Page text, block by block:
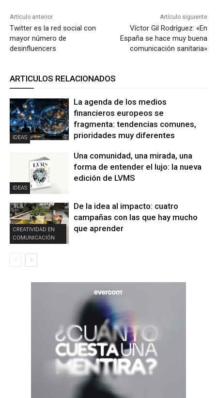
Artículo anterior
Twitter es la red social con
mayor número de
desinfluencers
Artículo siguiente
Víctor Gil Rodríguez: «En
España se hace muy buena
comunicación sanitaria»
ARTICULOS RELACIONADOS
IDEAS
La agenda de los medios
financieros europeos se
fragmenta: tendencias comunes,
prioridades muy diferentes
IDEAS
Una comunidad, una mirada, una
forma de entender el lujo: la nueva
edición de LVMS
CREATIVIDAD EN
COMUNICACIÓN
De la idea al impacto: cuatro
campañas con las que hay mucho
que aprender